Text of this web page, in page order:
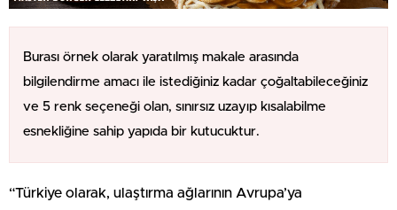
Burası örnek olarak yaratılmış makale arasında
bilgilendirme amacı ile istediğiniz kadar çoğaltabileceğiniz
ve 5 renk seçeneği olan, sınırsız uzayıp kısalabilme
esnekliğine sahip yapıda bir kutucuktur.
“Türkiye olarak, ulaştırma ağlarının Avrupa’ya